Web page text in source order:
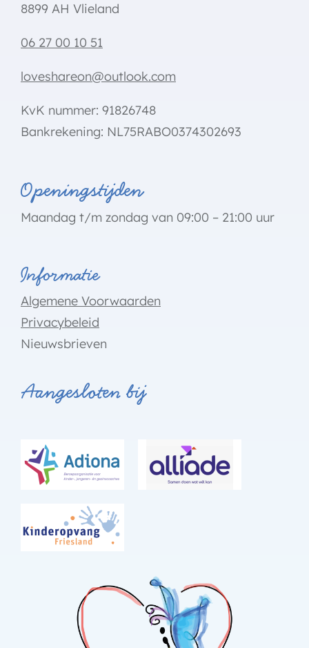
8899 AH Vlieland
06 27 00 10 51
loveshareon@outlook.com
KvK nummer: 91826748
Bankrekening: NL75RABO0374302693
Openingstijden
Maandag t/m zondag van 09:00 – 21:00 uur
Informatie
Algemene Voorwaarden
Privacybeleid
Nieuwsbrieven
Aangesloten bij